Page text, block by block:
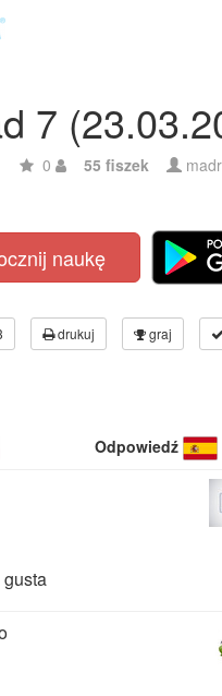
7
0 55 fiszek
naukę
drukuj graj
Odpowiedź
gusta